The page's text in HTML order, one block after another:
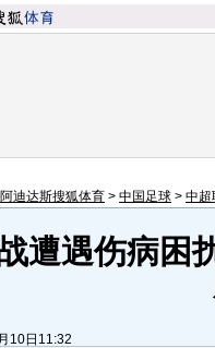
阿迪达斯搜狐体育 > 中国足球 > 中超
遭遇伤病困
10日11:32